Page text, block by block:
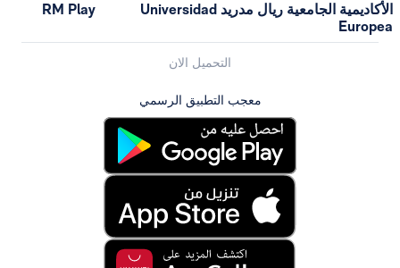
الأكاديمية الجامعية ريال مدريد Universidad RM Play
معجب التطبيق الرسمي